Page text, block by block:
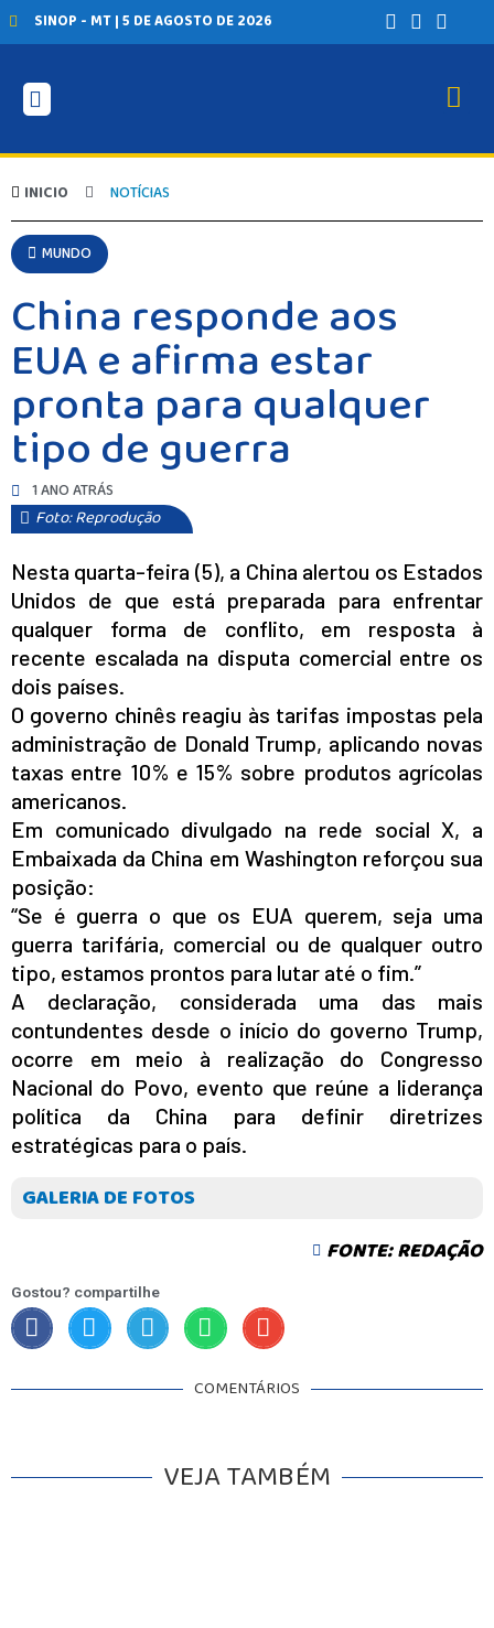
SINOP - MT | 5 DE AGOSTO DE 2026
INICIO NOTÍCIAS
MUNDO
China responde aos
EUA e afirma estar
pronta para qualquer
tipo de guerra
1 ANO ATRÁS
Foto: Reprodução
Nesta quarta-feira (5), a China alertou os Estados
Unidos de que está preparada para enfrentar
qualquer forma de conflito, em resposta à
recente escalada na disputa comercial entre os
dois países.
O governo chinês reagiu às tarifas impostas pela
administração de Donald Trump, aplicando novas
taxas entre 10% e 15% sobre produtos agrícolas
americanos.
Em comunicado divulgado na rede social X, a
Embaixada da China em Washington reforçou sua
posição:
“Se é guerra o que os EUA querem, seja uma
guerra tarifária, comercial ou de qualquer outro
tipo, estamos prontos para lutar até o fim.”
A declaração, considerada uma das mais
contundentes desde o início do governo Trump,
ocorre em meio à realização do Congresso
Nacional do Povo, evento que reúne a liderança
política da China para definir diretrizes
estratégicas para o país.
GALERIA DE FOTOS
FONTE: REDAÇÃO
Gostou? compartilhe
COMENTÁRIOS
VEJA TAMBÉM